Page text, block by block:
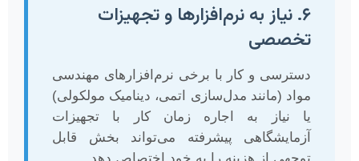
۶. نیاز به نرم‌افزارها و تجهیزات
تخصصی
دسترسی و کار با برخی نرم‌افزارهای مهندسی
مواد (مانند مدل‌سازی اتمی، دینامیک مولکولی)
یا نیاز به اجاره زمان کار با تجهیزات
آزمایشگاهی پیشرفته می‌تواند بخش قابل